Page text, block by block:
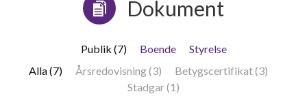
Dokument
Publik (7) Boende
Styrelse
Alla (7)
Årsredovisning (3)
Betygscertifikat (3)
Stadgar (1)